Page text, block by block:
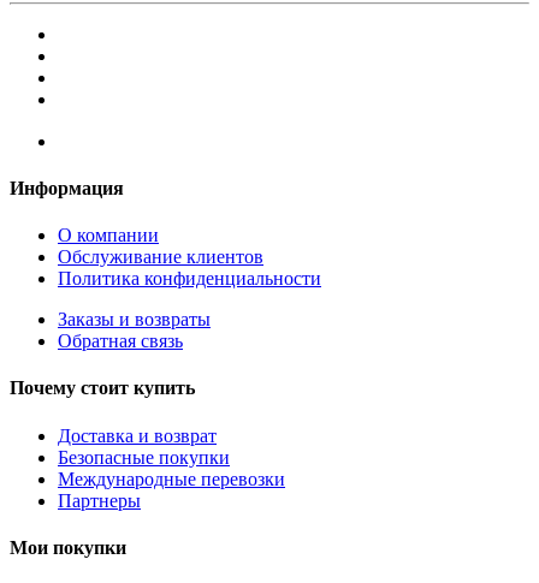
Информация
О компании
Обслуживание клиентов
Политика конфиденциальности
Заказы и возвраты
Обратная связь
Почему стоит купить
Доставка и возврат
Безопасные покупки
Международные перевозки
Партнеры
Мои покупки